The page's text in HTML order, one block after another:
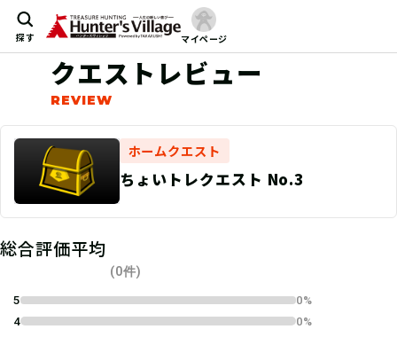
探す マイページ
クエストレビュー
ホームクエスト
ちょいトレクエスト No.3
総合評価平均
(0件)
5
0%
4
0%